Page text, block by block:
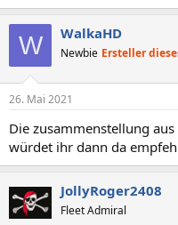
W WalkaHD
Newbie Ersteller
26. Mai 2021
Die zusammenstellung
würdet ihr dann da
JollyRoger2408
Fleet Admiral